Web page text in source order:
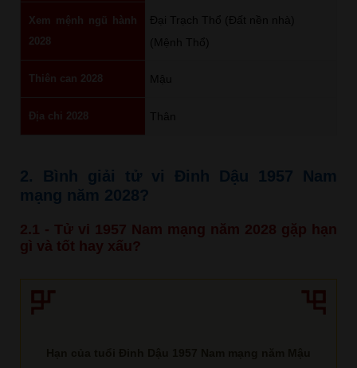
Xem mệnh ngũ hành
2028
Đại Trạch Thổ (Đất nền nhà)
(Mệnh Thổ)
Thiên can 2028 Mậu
Địa chi 2028 Thân
2. Bình giải tử vi Đinh Dậu 1957 Nam
mạng năm 2028?
2.1 - Tử vi 1957 Nam mạng năm 2028 gặp hạn
gì và tốt hay xấu?